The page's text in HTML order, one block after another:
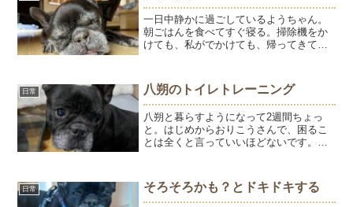
一日中静かに過ごしているようちゃん。
朝ごはんを食べてすぐ寝る。掃除機をか
けても、私がでかけても、帰ってきて
も気づかなくなりました。起きていると
きも、とっても静か。そうい...
日常 八朔のトイレトレーニング
八朔と暮らすようになって2週間ちょっ
と。はじめからおりこうさんで、困るこ
とは全くと言っていいほどないです。イ
リビングのソファでひとりで寝ていま
す。歯磨きシートや日々のお手...
日常 そろそろかも？とドキドキする